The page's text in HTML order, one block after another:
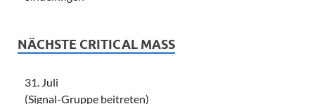
NÄCHSTE CRITICAL MASS
31. Juli
(Signal-Gruppe beitreten)